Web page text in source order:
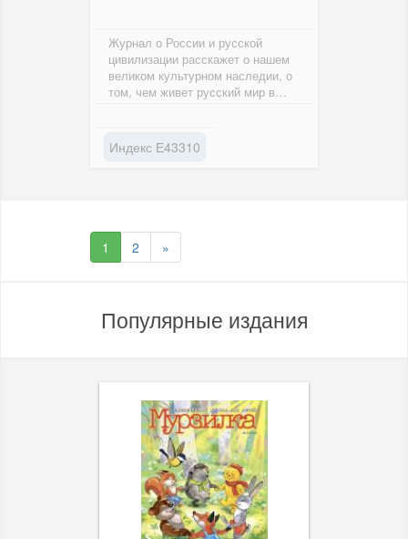
Журнал о России и русской
цивилизации расскажет о нашем
великом культурном наследии, о
том, чем живет русский мир в
Индекс Е43310
1 2 »
Популярные издания